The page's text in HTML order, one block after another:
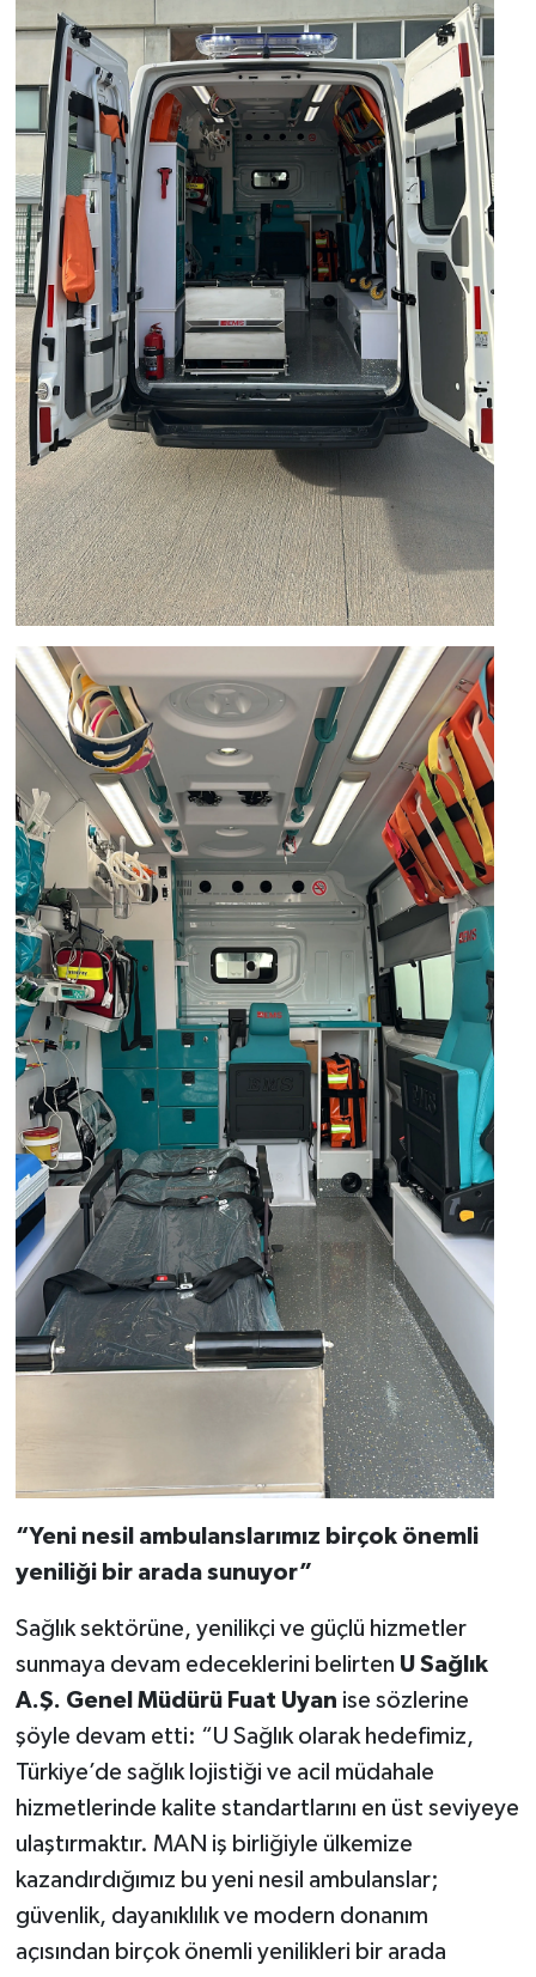
“Yeni nesil ambulanslarımız birçok önemli
yeniliği bir arada sunuyor”
Sağlık sektörüne, yenilikçi ve güçlü hizmetler
sunmaya devam edeceklerini belirten U Sağlık
A.Ş. Genel Müdürü Fuat Uyan ise sözlerine
şöyle devam etti: “U Sağlık olarak hedefimiz,
Türkiye’de sağlık lojistiği ve acil müdahale
hizmetlerinde kalite standartlarını en üst seviyeye
ulaştırmaktır. MAN iş birliğiyle ülkemize
kazandırdığımız bu yeni nesil ambulanslar;
güvenlik, dayanıklılık ve modern donanım
açısından birçok önemli yenilikleri bir arada